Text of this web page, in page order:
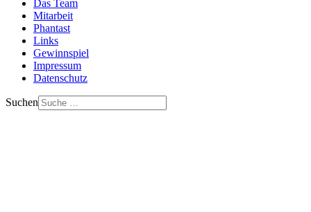
Das Team
Mitarbeit
Phantast
Links
Gewinnspiel
Impressum
Datenschutz
Suchen